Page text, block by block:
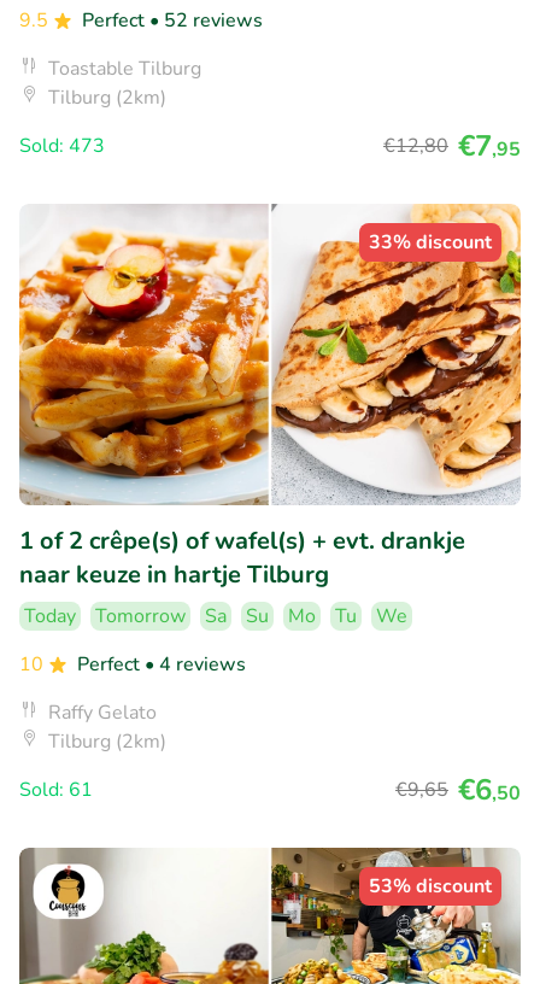
9.5
Perfect • 52 reviews
Toastable Tilburg
Tilburg (2km)
Sold: 473
€12,80 €7,95
33% discount
1 of 2 crêpe(s) of wafel(s) + evt. drankje
naar keuze in hartje Tilburg
Today Tomorrow Sa Su Mo Tu
We
10
Perfect • 4 reviews
Raffy Gelato
Tilburg (2km)
Sold: 61
€9,65 €6,50
53% discount